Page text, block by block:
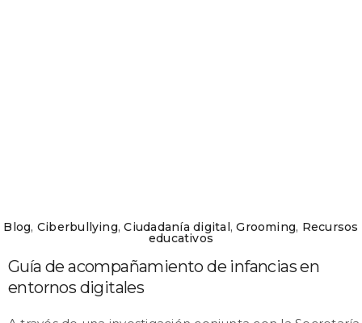
Blog, Ciberbullying,Ciudadanía digital,Grooming, Recursos
educativos
Guía de acompañamiento de infancias en
entornos digitales